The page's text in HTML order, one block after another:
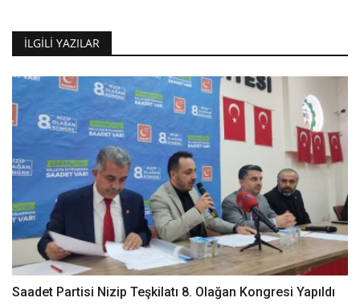
İLGILI YAZILAR
Saadet Partisi Nizip Teşkilatı 8. Olağan Kongresi Yapıldı